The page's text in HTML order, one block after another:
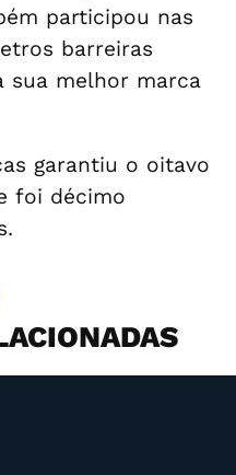
participou nas
barreiras
sua melhor marca
garantiu o oitavo
foi décimo